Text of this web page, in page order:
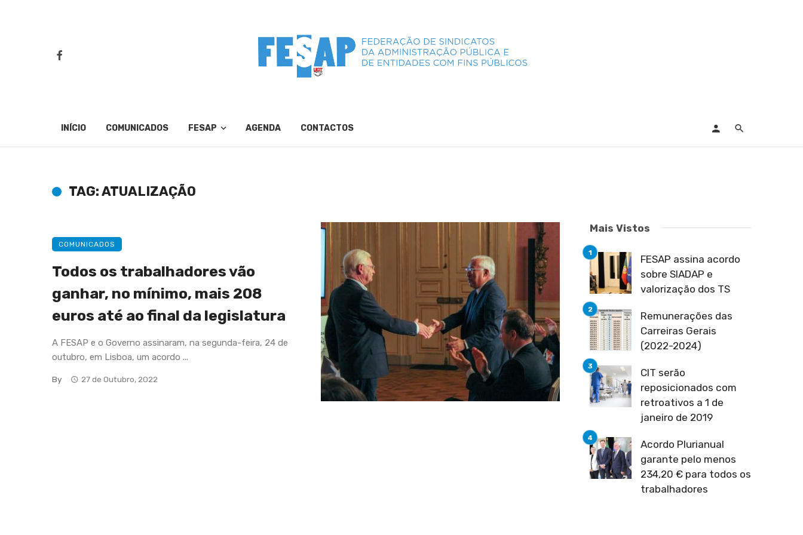
INÍCIO COMUNICADOS FESAP AGENDA CONTACTOS
TAG: ATUALIZAÇÃO
COMUNICADOS
Todos os trabalhadores vão
ganhar, no mínimo, mais 208
euros até ao final da legislatura
A FESAP e o Governo assinaram, na segunda-feira, 24 de
outubro, em Lisboa, um acordo ...
By 27 de Outubro, 2022
Mais Vistos
FESAP assina acordo
sobre SIADAP e
valorização dos TS
Remunerações das
Carreiras Gerais
(2022-2024)
CIT serão
reposicionados com
retroativos a 1 de
janeiro de 2019
Acordo Plurianual
garante pelo menos
234,20 € para todos os
trabalhadores